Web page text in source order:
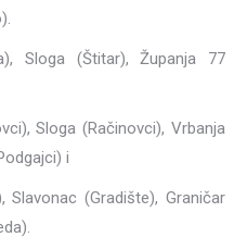
Sloga (Štitar), Županja 77
Sloga (Račinovci), Vrbanja
i
Slavonac (Gradište), Graničar